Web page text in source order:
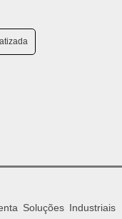
Soluções Industriais